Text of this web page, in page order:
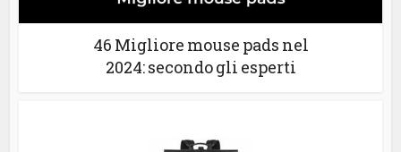
46 Migliore mouse pads nel
2024: secondo gli esperti